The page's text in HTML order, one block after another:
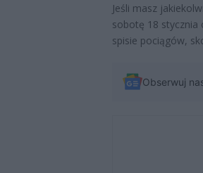
Jeśli masz
sobotę 18 stycznia
spisie pociągów,
Obserwuj